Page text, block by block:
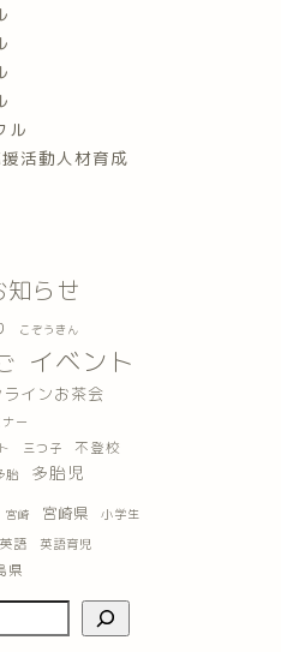
ル
活動人材育成
知らせ
こぞうきん
イベント
ラインお茶会
ー
三つ子 不登校
胎 多胎児
宮崎 宮崎県 小学生
英語 英語育児
県